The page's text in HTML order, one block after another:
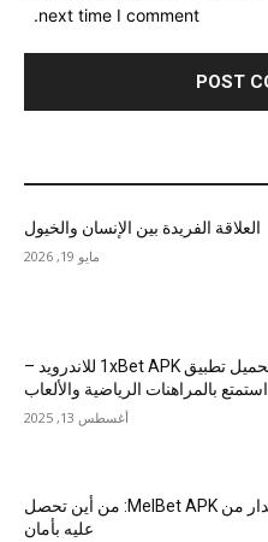
next time I comment.
العلاقة الفريدة بين الإنسان والخيول
مايو 19, 2026
عنوان: تحميل تطبيق 1xBet APK للاندرويد –
استمتع بالمراهنات الرياضية والألعاب
أغسطس 13, 2025
أحدث إصدار من MelBet APK: من أين تحصل
عليه بأمان